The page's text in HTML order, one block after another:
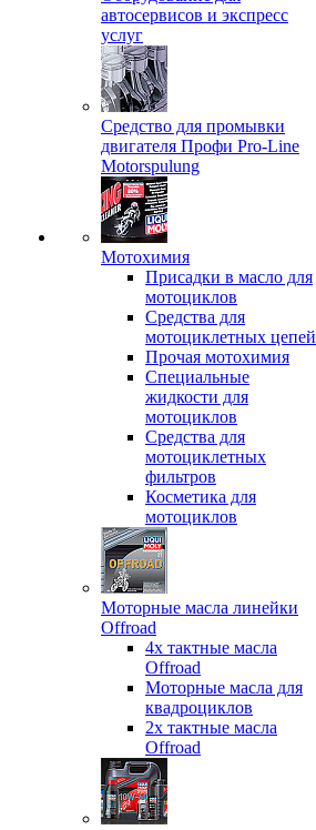
автосервисов и экспресс
услуг
Средство для промывки
двигателя Профи Pro-Line
Motorspulung
Мотохимия
Присадки в масло для
мотоциклов
Средства для
мотоциклетных цепей
Прочая мотохимия
Специальные
жидкости для
мотоциклов
Средства для
мотоциклетных
фильтров
Косметика для
мотоциклов
Моторные масла линейки
Offroad
4х тактные масла
Offroad
Моторные масла для
квадроциклов
2х тактные масла
Offroad